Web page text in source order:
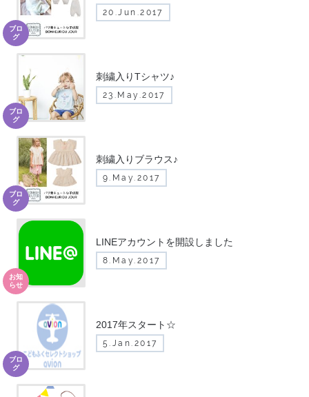
20.Jun.2017
ブロ
グ
刺繍入りTシャツ♪
23.May.2017
ブロ
グ
刺繍入りブラウス♪
9.May.2017
ブロ
グ
LINEアカウントを開設しました
8.May.2017
お知
らせ
2017年スタート☆
5.Jan.2017
ブロ
グ